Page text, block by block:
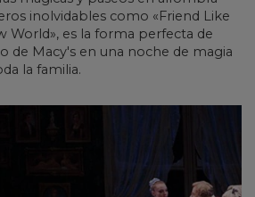
inolvidables como «Friend Like
World», es la forma perfecta de
de Macy's en una noche de magia
la familia.